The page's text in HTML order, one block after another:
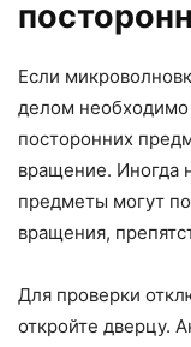
Если
делом необходимо
посторонних
вращение. Иногда
предметы могут
вращения,
Для проверки
откройте дверцу.